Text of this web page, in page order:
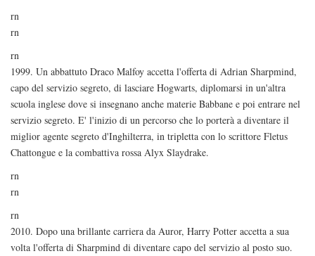
rn
rn
rn
1999. Un abbattuto Draco Malfoy accetta l'offerta di Adrian Sharpmind,
capo del servizio segreto, di lasciare Hogwarts, diplomarsi in un'altra
scuola inglese dove si insegnano anche materie Babbane e poi entrare nel
servizio segreto. E' l'inizio di un percorso che lo porterà a diventare il
miglior agente segreto d'Inghilterra, in tripletta con lo scrittore Fletus
Chattongue e la combattiva rossa Alyx Slaydrake.
rn
rn
rn
2010. Dopo una brillante carriera da Auror, Harry Potter accetta a sua
volta l'offerta di Sharpmind di diventare capo del servizio al posto suo.